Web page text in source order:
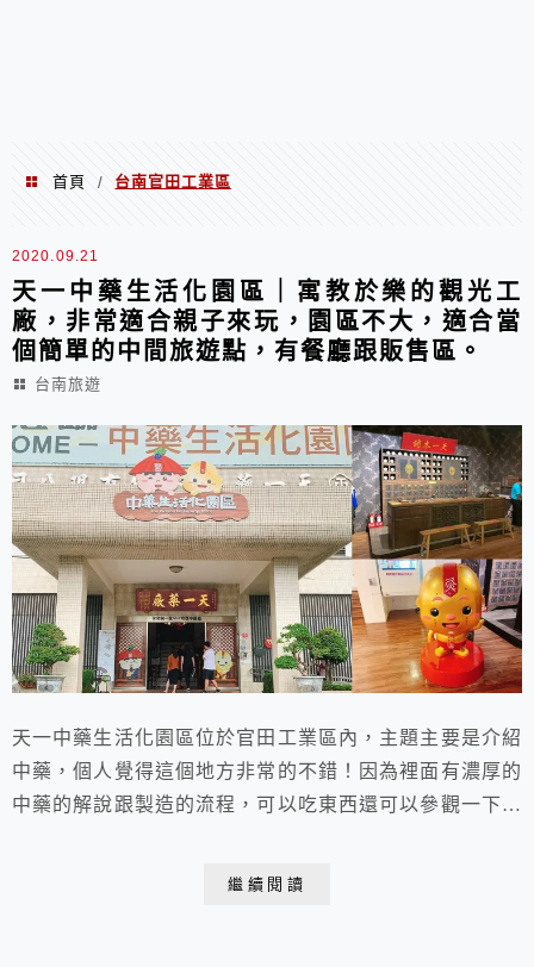
首頁 / 台南官田工業區
台南官田工業區
2020.09.21
天一中藥生活化園區｜寓教於樂的觀光工
廠，非常適合親子來玩，園區不大，適合當
個簡單的中間旅遊點，有餐廳跟販售區。
台南旅遊
天一中藥生活化園區位於官田工業區內，主題主要是介紹
中藥，個人覺得這個地方非常的不錯！因為裡面有濃厚的
中藥的解說跟製造的流程，可以吃東西還可以參觀一下，
繼續閱讀